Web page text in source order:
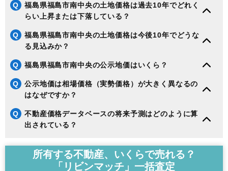
Q
福島県福島市南中央の土地価格は過去10年でどれく
らい上昇または下落している？
Q
福島県福島市南中央の土地価格は今後10年でどうな
る見込みか？
Q 福島県福島市南中央の公示地価はいくら？
Q
公示地価は相場価格（実勢価格）が大きく異なるの
はなぜですか？
Q
不動産価格データベースの将来予測はどのように算
出されている？
所有する不動産、いくらで売れる？
「リビンマッチ」一括査定